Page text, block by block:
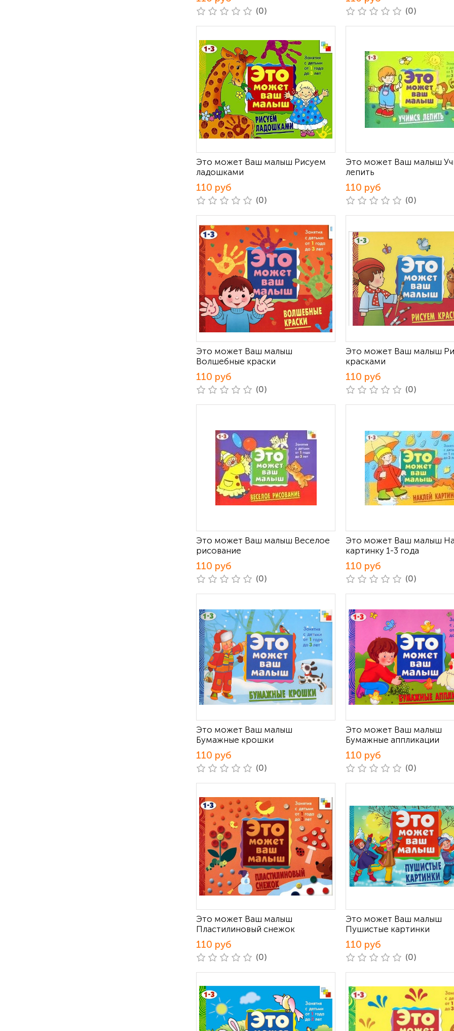
(0) (0)
Это может Ваш малыш Рисуем
ладошками
110 руб
(0)
Это может Ваш малыш
лепить
110 руб
(0)
Это может Ваш малыш
Волшебные краски
110 руб
(0)
Это может Ваш малыш
красками
110 руб
(0)
Это может Ваш малыш Веселое
рисование
110 руб
(0)
Это может Ваш малыш
картинку 1-3 года
110 руб
(0)
Это может Ваш малыш
Бумажные крошки
110 руб
(0)
Это может Ваш малыш
Бумажные аппликации
110 руб
(0)
Это может Ваш малыш
Пластилиновый снежок
110 руб
(0)
Это может Ваш малыш
Пушистые картинки
110 руб
(0)